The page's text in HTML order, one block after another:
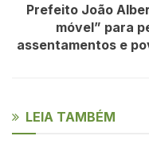
Prefeito João
móvel” para
assentamentos e
LEIA TAMBÉM